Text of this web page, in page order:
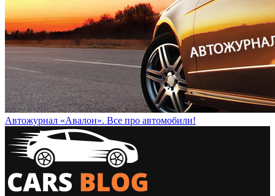
Автожурнал «Авалон». Все про автомобили!